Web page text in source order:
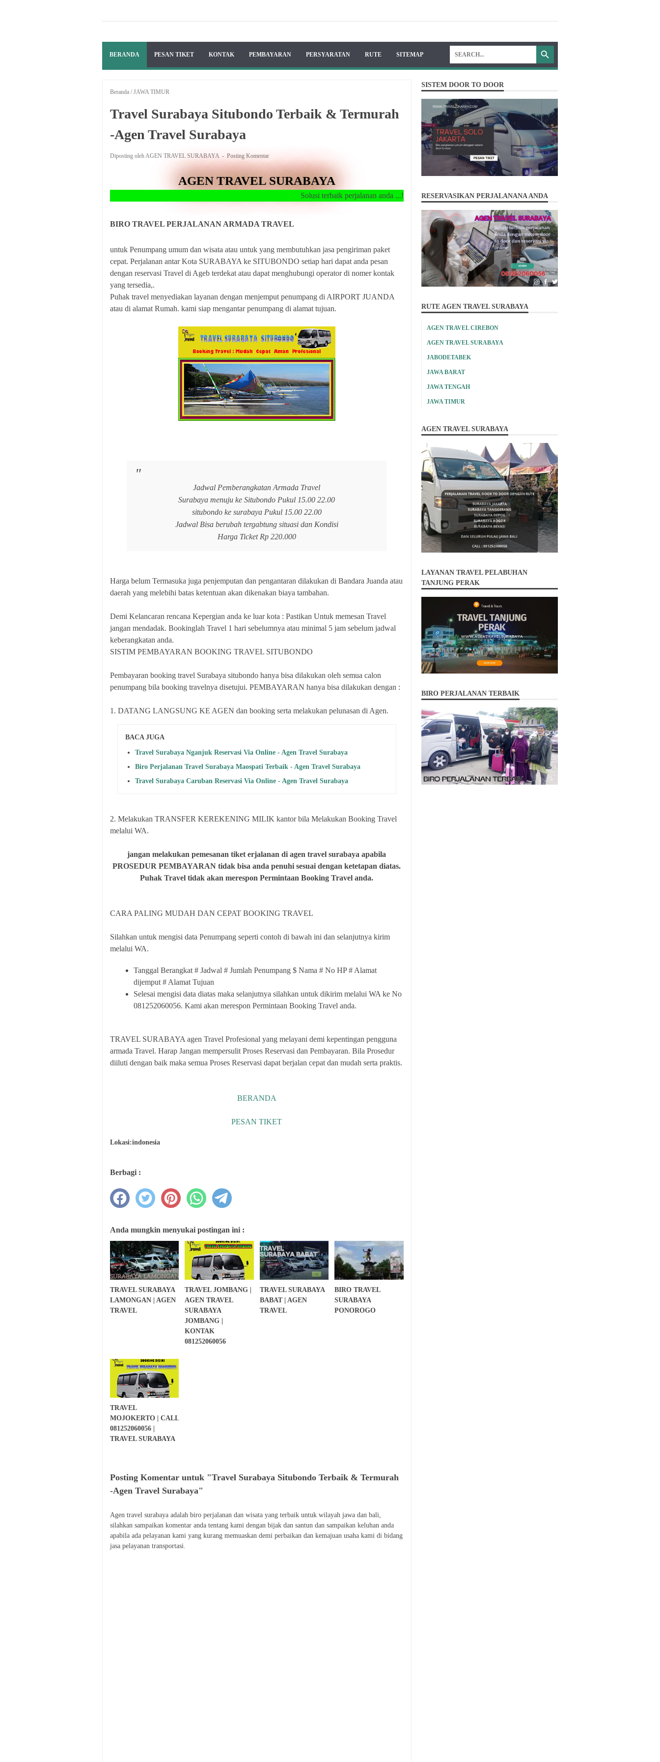
BERANDA PESAN TIKET KONTAK PEMBAYARAN PERSYARATAN RUTE SITEMAP
Beranda /JAWA TIMUR
Travel Surabaya Situbondo Terbaik & Termurah
-Agen Travel Surabaya
Diposting oleh AGEN TRAVEL SURABAYA Posting Komentar
AGEN TRAVEL SURABAYA
Solusi terbaik perjalanan anda ...!!
BIRO TRAVEL PERJALANAN ARMADA TRAVEL
untuk Penumpang umum dan wisata atau untuk yang membutuhkan jasa pengiriman paket
cepat. Perjalanan antar Kota SURABAYA ke SITUBONDO setiap hari dapat anda pesan
dengan reservasi Travel di Ageb terdekat atau dapat menghubungi operator di nomer kontak
yang tersedia,.
Puhak travel menyediakan layanan dengan menjemput penumpang di AIRPORT JUANDA
atau di alamat Rumah. kami siap mengantar penumpang di alamat tujuan.
Jadwal Pemberangkatan Armada Travel
Surabaya menuju ke Situbondo Pukul 15.00 22.00
situbondo ke surabaya Pukul 15.00 22.00
Jadwal Bisa berubah tergabtung situasi dan Kondisi
Harga Ticket Rp 220.000
Harga belum Termasuka juga penjemputan dan pengantaran dilakukan di Bandara Juanda atau
daerah yang melebihi batas ketentuan akan dikenakan biaya tambahan.
Demi Kelancaran rencana Kepergian anda ke luar kota : Pastikan Untuk memesan Travel
jangan mendadak. Bookinglah Travel 1 hari sebelumnya atau minimal 5 jam sebelum jadwal
keberangkatan anda.
SISTIM PEMBAYARAN BOOKING TRAVEL SITUBONDO
Pembayaran booking travel Surabaya situbondo hanya bisa dilakukan oleh semua calon
penumpang bila booking travelnya disetujui. PEMBAYARAN hanya bisa dilakukan dengan :
1. DATANG LANGSUNG KE AGEN dan booking serta melakukan pelunasan di Agen.
BACA JUGA
Travel Surabaya Nganjuk Reservasi Via Online - Agen Travel Surabaya
Biro Perjalanan Travel Surabaya Maospati Terbaik - Agen Travel Surabaya
Travel Surabaya Caruban Reservasi Via Online - Agen Travel Surabaya
2. Melakukan TRANSFER KEREKENING MILIK kantor bila Melakukan Booking Travel
melalui WA.
jangan melakukan pemesanan tiket erjalanan di agen travel surabaya apabila
PROSEDUR PEMBAYARAN tidak bisa anda penuhi sesuai dengan ketetapan diatas.
Puhak Travel tidak akan merespon Permintaan Booking Travel anda.
CARA PALING MUDAH DAN CEPAT BOOKING TRAVEL
Silahkan untuk mengisi data Penumpang seperti contoh di bawah ini dan selanjutnya kirim
melalui WA.
Tanggal Berangkat # Jadwal # Jumlah Penumpang $ Nama # No HP # Alamat
dijemput # Alamat Tujuan
Selesai mengisi data diatas maka selanjutnya silahkan untuk dikirim melalui WA ke No
081252060056. Kami akan merespon Permintaan Booking Travel anda.
TRAVEL SURABAYA agen Travel Profesional yang melayani demi kepentingan pengguna
armada Travel. Harap Jangan mempersulit Proses Reservasi dan Pembayaran. Bila Prosedur
diiluti dengan baik maka semua Proses Reservasi dapat berjalan cepat dan mudah serta praktis.
BERANDA
PESAN TIKET
Lokasi:indonesia
Berbagi :
Anda mungkin menyukai postingan ini :
TRAVEL SURABAYA
LAMONGAN | AGEN
TRAVEL
TRAVEL JOMBANG |
AGEN TRAVEL
SURABAYA
JOMBANG |
KONTAK
081252060056
TRAVEL SURABAYA
BABAT | AGEN
TRAVEL
BIRO TRAVEL
SURABAYA
PONOROGO
TRAVEL
MOJOKERTO | CALL
081252060056 |
TRAVEL SURABAYA
Posting Komentar untuk "Travel Surabaya Situbondo Terbaik & Termurah
-Agen Travel Surabaya"
Agen travel surabaya adalah biro perjalanan dan wisata yang terbaik untuk wilayah jawa dan bali,
silahkan sampaikan komentar anda tentang kami dengan bijak dan santun dan sampaikan keluhan anda
apabila ada pelayanan kami yang kurang memuaskan demi perbaikan dan kemajuan usaha kami di bidang
jasa pelayanan transportasi.
SISTEM DOOR TO DOOR
RESERVASIKAN PERJALANANA ANDA
RUTE AGEN TRAVEL SURABAYA
AGEN TRAVEL CIREBON
AGEN TRAVEL SURABAYA
JABODETABEK
JAWA BARAT
JAWA TENGAH
JAWA TIMUR
AGEN TRAVEL SURABAYA
LAYANAN TRAVEL PELABUHAN
TANJUNG PERAK
BIRO PERJALANAN TERBAIK